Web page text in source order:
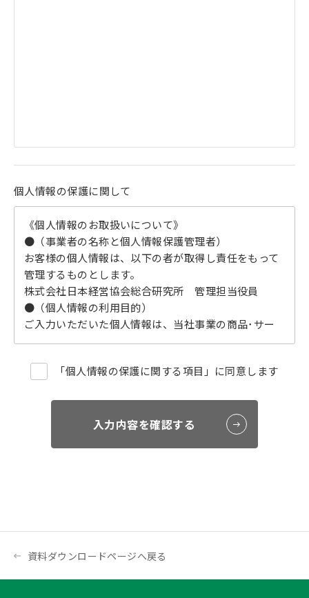
個人情報の保護に関して
《個人情報のお取扱いについて》
●（事業者の名称と個人情報保護管理者）
お客様の個人情報は、以下の者が取得し責任をもって
管理するものとします。
株式会社日本経営協会総合研究所 管理担当役員
●（個人情報の利用目的）
ご入力いただいた個人情報は、当社事業の商品･サー
ビス･情報(もしくは、お申し込みいただいているセミ
ていただくために利用いたします。
当社は、お預かりした個人情報を安全に管理し、法的
な開示要請によるもののほか、ご本人の同意なく共同
個人情報のご提供は任意ですが、当該情報をご提供い
「個人情報の保護に関する項目」に同意します
入力内容を確認する
資料ダウンロードページへ戻る